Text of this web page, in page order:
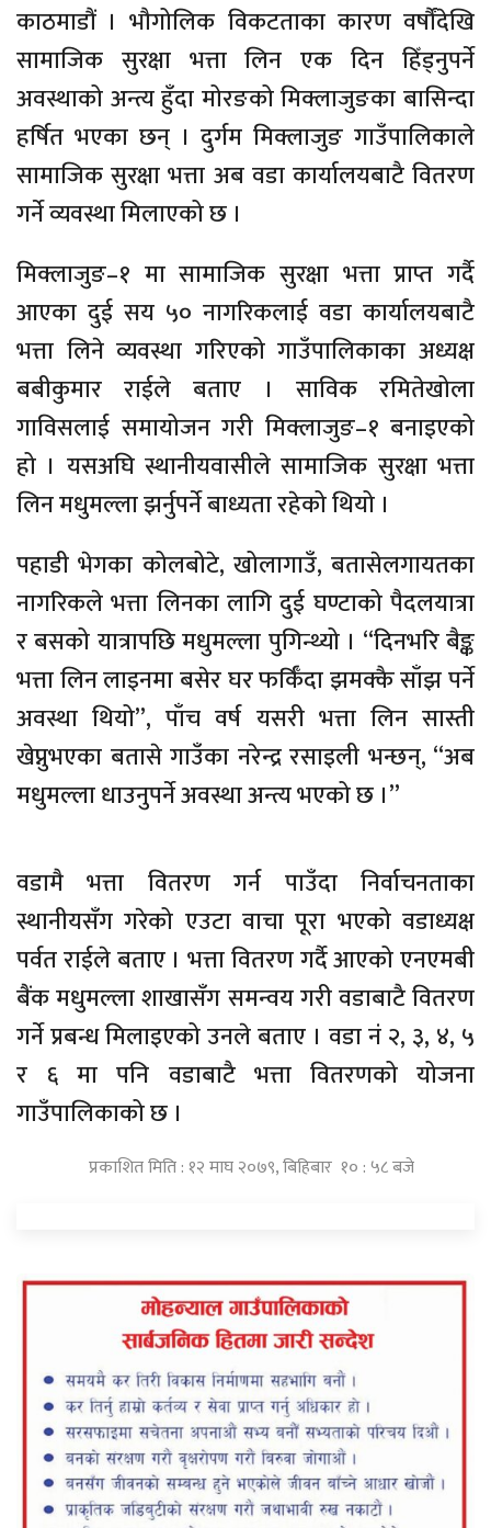
काठमाडौं । भौगोलिक विकटताका कारण वर्षौंदेखि
सामाजिक सुरक्षा भत्ता लिन एक दिन हिँड्नुपर्ने
अवस्थाको अन्त्य हुँदा मोरङको मिक्लाजुङका बासिन्दा
हर्षित भएका छन् । दुर्गम मिक्लाजुङ गाउँपालिकाले
सामाजिक सुरक्षा भत्ता अब वडा कार्यालयबाटै वितरण
गर्ने व्यवस्था मिलाएको छ ।
मिक्लाजुङ–१ मा सामाजिक सुरक्षा भत्ता प्राप्त गर्दै
आएका दुई सय ५० नागरिकलाई वडा कार्यालयबाटै
भत्ता लिने व्यवस्था गरिएको गाउँपालिकाका अध्यक्ष
बबीकुमार राईले बताए । साविक रमितेखोला
गाविसलाई समायोजन गरी मिक्लाजुङ–१ बनाइएको
हो । यसअघि स्थानीयवासीले सामाजिक सुरक्षा भत्ता
लिन मधुमल्ला झर्नुपर्ने बाध्यता रहेको थियो ।
पहाडी भेगका कोलबोटे, खोलागाउँ, बतासेलगायतका
नागरिकले भत्ता लिनका लागि दुई घण्टाको पैदलयात्रा
र बसको यात्रापछि मधुमल्ला पुगिन्थ्यो । “दिनभरि बैङ्क
भत्ता लिन लाइनमा बसेर घर फर्किँदा झमक्कै साँझ पर्ने
अवस्था थियो”, पाँच वर्ष यसरी भत्ता लिन सास्ती
खेप्नुभएका बतासे गाउँका नरेन्द्र रसाइली भन्छन्, “अब
मधुमल्ला धाउनुपर्ने अवस्था अन्त्य भएको छ ।”
वडामै भत्ता वितरण गर्न पाउँदा निर्वाचनताका
स्थानीयसँग गरेको एउटा वाचा पूरा भएको वडाध्यक्ष
पर्वत राईले बताए । भत्ता वितरण गर्दै आएको एनएमबी
बैंक मधुमल्ला शाखासँग समन्वय गरी वडाबाटै वितरण
गर्ने प्रबन्ध मिलाइएको उनले बताए । वडा नं २, ३, ४, ५
र ६ मा पनि वडाबाटै भत्ता वितरणको योजना
गाउँपालिकाको छ ।
प्रकाशित मिति : १२ माघ २०७९, बिहिबार १० : ५८ बजे